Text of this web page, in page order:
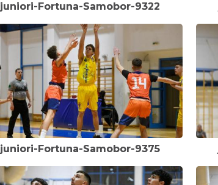
juniori-Fortuna-Samobor-9322
juniori-Fortuna-Samobor-9375